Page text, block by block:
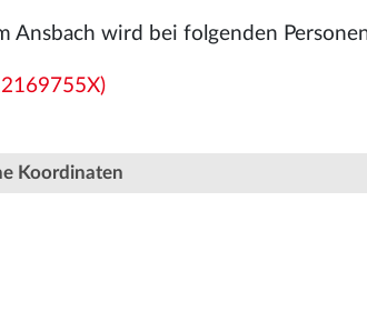
Ansbach wird bei folgenden
Koordinaten